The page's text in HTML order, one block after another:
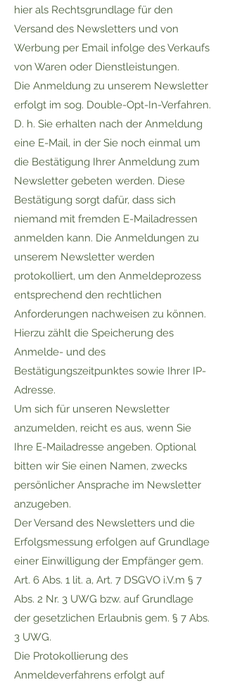
hier als Rechtsgrundlage für den
Versand des Newsletters und von
Werbung per Email infolge des Verkaufs
von Waren oder Dienstleistungen.
Die Anmeldung zu unserem Newsletter
erfolgt im sog. Double-Opt-In-Verfahren.
D. h. Sie erhalten nach der Anmeldung
eine E-Mail, in der Sie noch einmal um
die Bestätigung Ihrer Anmeldung zum
Newsletter gebeten werden. Diese
Bestätigung sorgt dafür, dass sich
niemand mit fremden E-Mailadressen
anmelden kann. Die Anmeldungen zu
unserem Newsletter werden
protokolliert, um den Anmeldeprozess
entsprechend den rechtlichen
Anforderungen nachweisen zu können.
Hierzu zählt die Speicherung des
Anmelde- und des
Bestätigungszeitpunktes sowie Ihrer IP-
Adresse.
Um sich für unseren Newsletter
anzumelden, reicht es aus, wenn Sie
Ihre E-Mailadresse angeben. Optional
bitten wir Sie einen Namen, zwecks
persönlicher Ansprache im Newsletter
anzugeben.
Der Versand des Newsletters und die
Erfolgsmessung erfolgen auf Grundlage
einer Einwilligung der Empfänger gem.
Art. 6 Abs. 1 lit. a, Art. 7 DSGVO i.V.m § 7
Abs. 2 Nr. 3 UWG bzw. auf Grundlage
der gesetzlichen Erlaubnis gem. § 7 Abs.
3 UWG.
Die Protokollierung des
Anmeldeverfahrens erfolgt auf